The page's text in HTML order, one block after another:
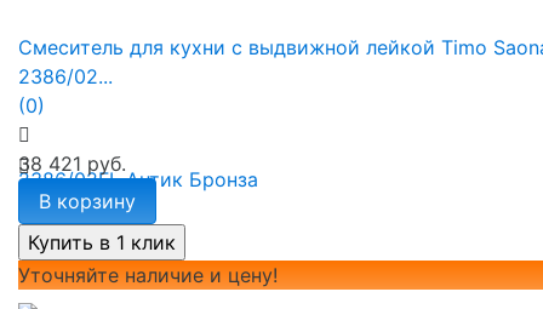
Смеситель для кухни с выдвижной лейкой Timo
2386/02...
(0)
38 421 руб.
В корзину
Уточняйте наличие и цену!